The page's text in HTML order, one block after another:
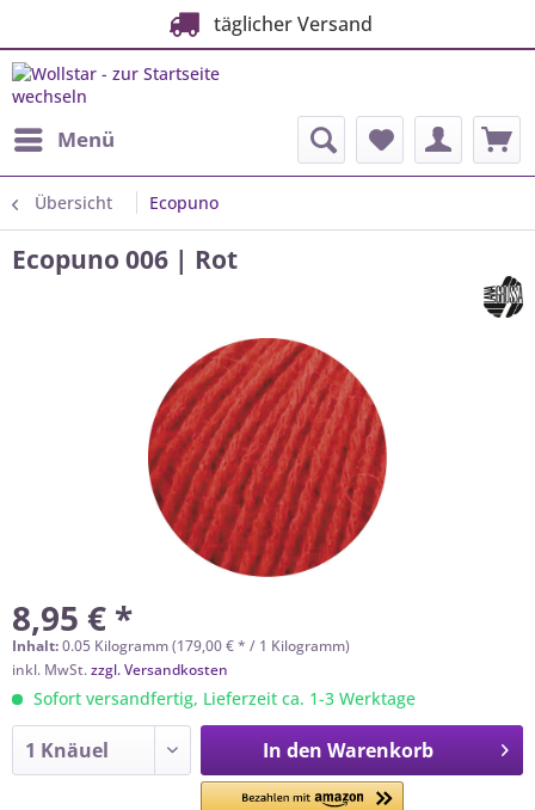
täglicher Versand
Menü
Übersicht Ecopuno
Ecopuno 006 | Rot
8,95 € *
Inhalt:0.05 Kilogramm (179,00 € * / 1 Kilogramm)
inkl. MwSt.zzgl. Versandkosten
Sofort versandfertig, Lieferzeit ca. 1-3 Werktage
In den Warenkorb